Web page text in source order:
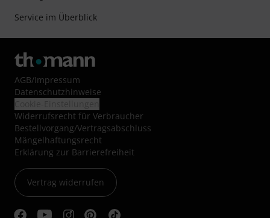
Service im Überblick
AGB/Impressum
Datenschutzhinweise
Widerrufsrecht für Verbraucher
Bestellvorgang/Vertragsabschluss
Mängelhaftungsrecht
Erklärung zur Barrierefreiheit
Vertrag widerrufen